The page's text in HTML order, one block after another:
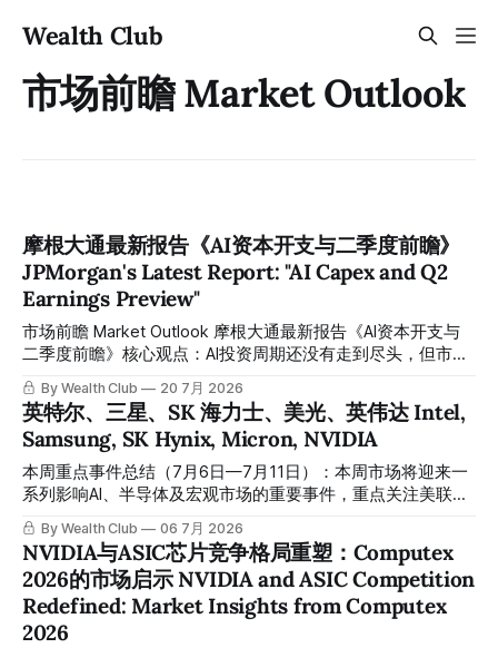
Wealth Club
市场前瞻 Market Outlook
摩根大通最新报告《AI资本开支与二季度前瞻》
JPMorgan's Latest Report: "AI Capex and Q2
Earnings Preview"
市场前瞻 Market Outlook 摩根大通最新报告《AI资本开支与
二季度前瞻》核心观点：AI投资周期还没有走到尽头，但市场
的关注焦点已经悄然转向——从"比谁烧钱更多"变成"比谁能把
钱变成回报"。本轮财报季最大的看点，不再是资本开支有没
有继续增加，而是这些AI投入究竟能不能实实在在转化为收入
和利润的增长。 JPMorgan's latest report, "AI Capex and Q2
Earnings Preview," argues that the AI investment cycle is far
from over, but the market's focus has quietly
By Wealth Club 20 7月 2026
英特尔、三星、SK 海力士、美光、英伟达 Intel,
Samsung, SK Hynix, Micron, NVIDIA
本周重点事件总结（7月6日—7月11日）：本周市场将迎来一
系列影响AI、半导体及宏观市场的重要事件，重点关注美联储
会议纪要、三星电子财报、OpenAI GPT-5.6发布、SK海力士
ADR上市以及中美重要经济数据。 Key Events This Week
(July 6–11): The market this week will see a series of
important events affecting AI, semiconductors, and the
macro backdrop, with focus on the Fed meeting minutes,
Samsung Electronics' earnings, the OpenAI
By Wealth Club 06 7月 2026
NVIDIA与ASIC芯片竞争格局重塑：Computex
2026的市场启示 NVIDIA and ASIC Competition
Redefined: Market Insights from Computex
2026